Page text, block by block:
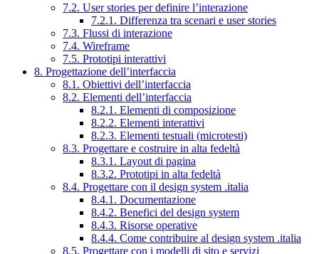
7.2. User stories per definire l’interazione
7.2.1. Differenza tra scenari e user stories
7.3. Flussi di interazione
7.4. Wireframe
7.5. Prototipi interattivi
8. Progettazione dell’interfaccia
8.1. Obiettivi dell’interfaccia
8.2. Elementi dell’interfaccia
8.2.1. Elementi di composizione
8.2.2. Elementi interattivi
8.2.3. Elementi testuali (microtesti)
8.3. Progettare e costruire in alta fedeltà
8.3.1. Layout di pagina
8.3.2. Prototipi in alta fedeltà
8.4. Progettare con il design system .italia
8.4.1. Documentazione
8.4.2. Benefici del design system
8.4.3. Risorse operative
8.4.4. Come contribuire al design system .italia
8.5. Progettare con i modelli di sito e servizi